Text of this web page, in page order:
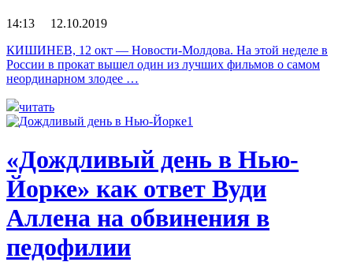
14:13 12.10.2019
КИШИНЕВ, 12 окт — Новости-Молдова. На этой неделе в
России в прокат вышел один из лучших фильмов о самом
неординарном злодее …
читать
«Дождливый день в Нью-
Йорке» как ответ Вуди
Аллена на обвинения в
педофилии